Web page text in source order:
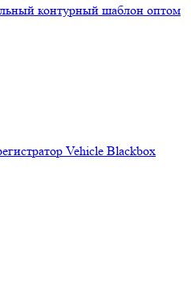
контурный шаблон оптом
Vehicle Blackbox